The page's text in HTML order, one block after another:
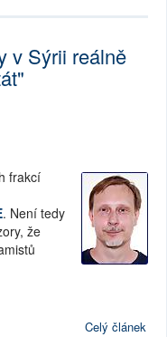
v Sýrii reálně
frakcí
. Není tedy
že
Celý článek